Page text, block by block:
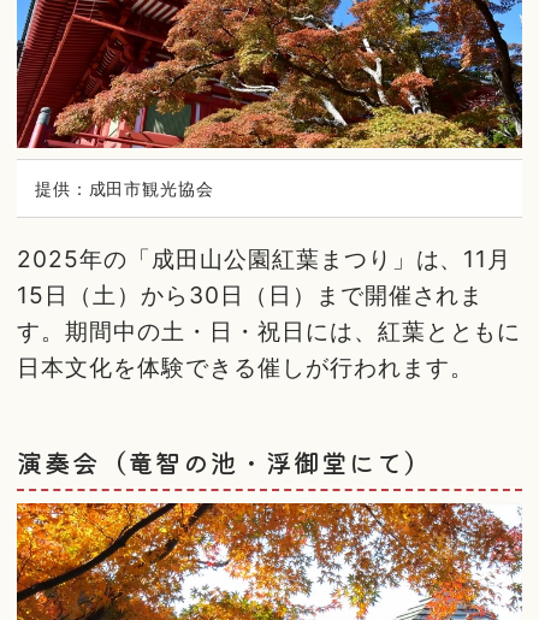
提供：成田市観光協会
2025年の「成田山公園紅葉まつり」は、11月
15日（土）から30日（日）まで開催されま
す。期間中の土・日・祝日には、紅葉とともに
日本文化を体験できる催しが行われます。
演奏会（竜智の池・浮御堂にて）